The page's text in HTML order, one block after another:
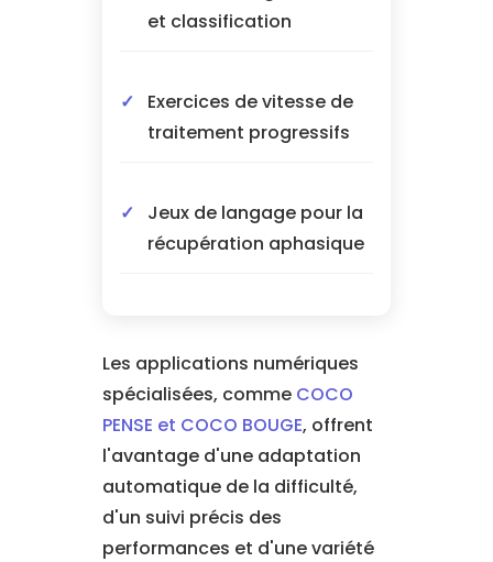
et classification
Exercices de vitesse de
traitement progressifs
Jeux de langage pour la
récupération aphasique
Les applications numériques
spécialisées, comme COCO
PENSE et COCO BOUGE, offrent
l'avantage d'une adaptation
automatique de la difficulté,
d'un suivi précis des
performances et d'une variété